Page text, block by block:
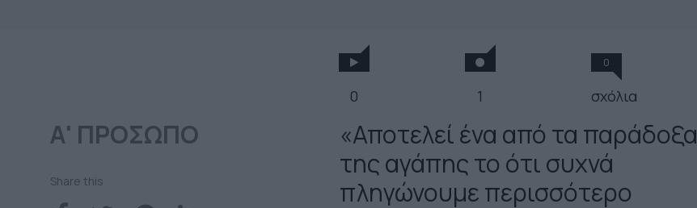
0 1
0
σχόλια
Α' ΠΡΟΣΩΠΟ
Share this
«Αποτελεί ένα από τα παράδοξα
της αγάπης το ότι συχνά
πληγώνουμε περισσότερο